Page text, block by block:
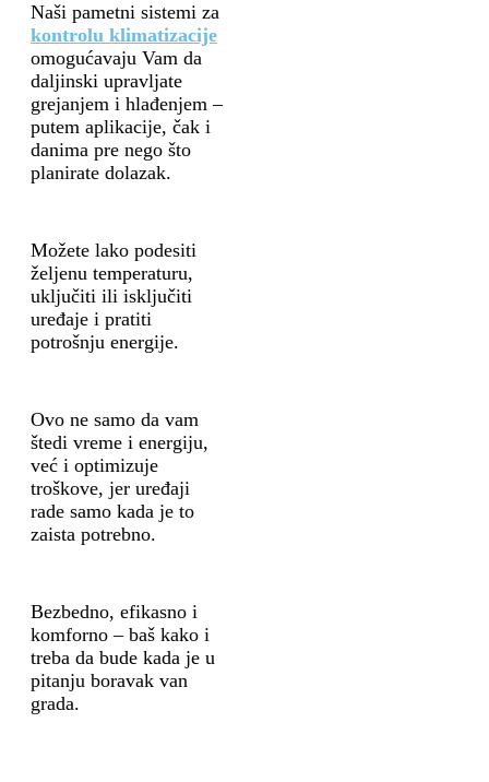
Naši pametni sistemi za
kontrolu klimatizacije
omogućavaju Vam da
daljinski upravljate
grejanjem i hlađenjem –
putem aplikacije, čak i
danima pre nego što
planirate dolazak.
Možete lako podesiti
željenu temperaturu,
uključiti ili isključiti
uređaje i pratiti
potrošnju energije.
Ovo ne samo da vam
štedi vreme i energiju,
već i optimizuje
troškove, jer uređaji
rade samo kada je to
zaista potrebno.
Bezbedno, efikasno i
komforno – baš kako i
treba da bude kada je u
pitanju boravak van
grada.